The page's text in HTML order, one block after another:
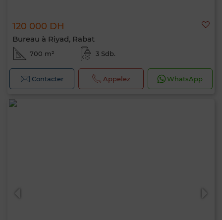
120 000 DH
Bureau à Riyad, Rabat
700 m² 3 Sdb.
Contacter Appelez WhatsApp